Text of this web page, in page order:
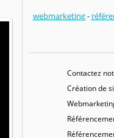
webmarketing-
Contactez
Création de